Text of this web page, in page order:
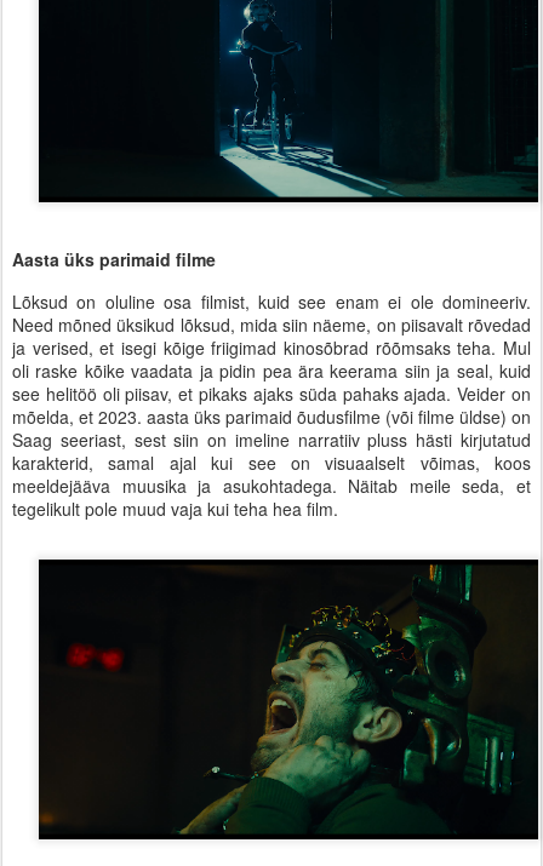
Aasta üks parimaid filme
Lõksud on oluline osa filmist, kuid see enam ei ole domineeriv.
Need mõned üksikud lõksud, mida siin näeme, on piisavalt rõvedad
ja verised, et isegi kõige friigimad kinosõbrad rõõmsaks teha. Mul
oli raske kõike vaadata ja pidin pea ära keerama siin ja seal, kuid
see helitöö oli piisav, et pikaks ajaks süda pahaks ajada. Veider on
mõelda, et 2023. aasta üks parimaid õudusfilme (või filme üldse) on
Saag seeriast, sest siin on imeline narratiiv pluss hästi kirjutatud
karakterid, samal ajal kui see on visuaalselt võimas, koos
meeldejääva muusika ja asukohtadega. Näitab meile seda, et
tegelikult pole muud vaja kui teha hea film.